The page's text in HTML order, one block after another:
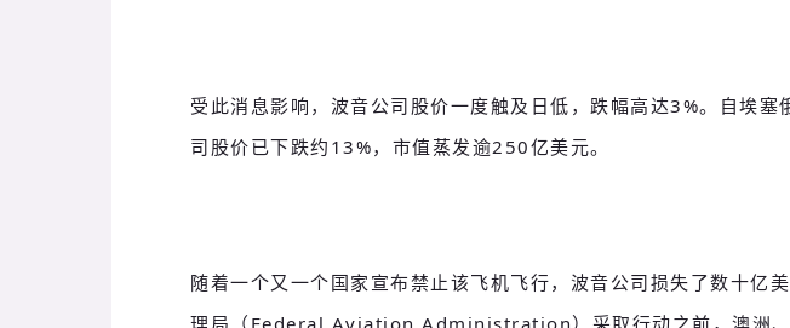
受此消息影响，波音公司股价一度触及日低，跌幅高达3%。自埃塞
司股价已下跌约13%，市值蒸发逾250亿美元。
随着一个又一个国家宣布禁止该飞机飞行，波音公司损失了数十亿